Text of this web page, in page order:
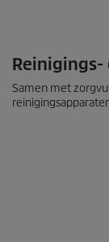
Samen met